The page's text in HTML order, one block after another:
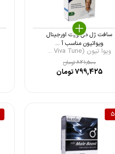
سافت ژل من ویت اورجینال
ویواتیون مناسب آ ...
ویوا تیون (Viva Tune ...
841,500تومان
799,425تومان
5